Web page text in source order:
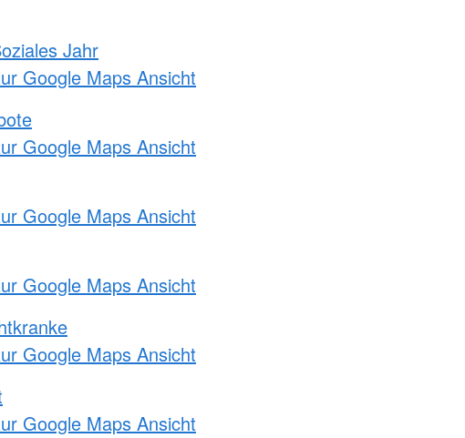
Jahr
Google Maps Ansicht
Google Maps Ansicht
Google Maps Ansicht
Google Maps Ansicht
Google Maps Ansicht
Google Maps Ansicht